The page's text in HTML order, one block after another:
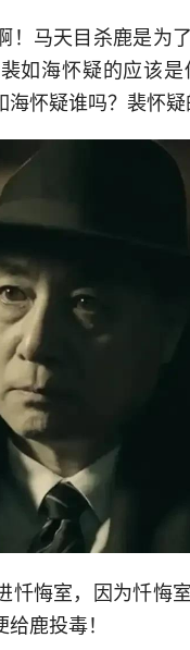
！马天目杀鹿是为
如海怀疑的应该
怀疑谁吗？裴怀疑
忏悔室，因为忏悔
鹿投毒！